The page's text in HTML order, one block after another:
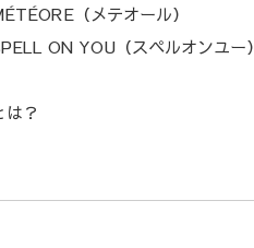
（メテオール）
ON YOU（スペルオンユー）
？